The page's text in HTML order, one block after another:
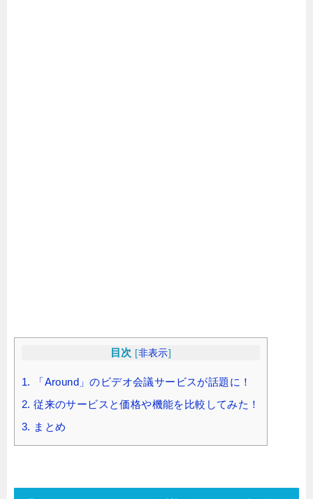
目次 [非表示]
1.
「Around」のビデオ会議サービスが話題に！
2. 従来のサービスと価格や機能を比較してみた！
3. まとめ